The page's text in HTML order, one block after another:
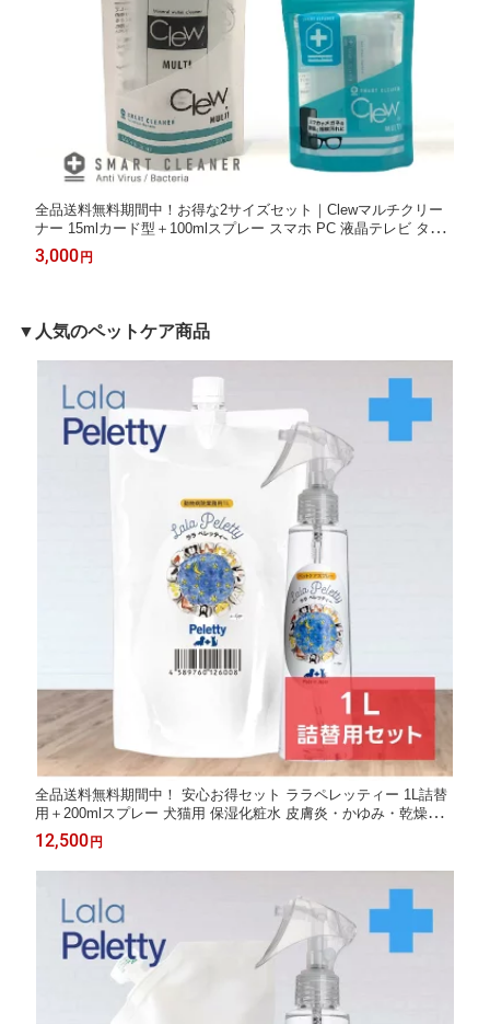
全品送料無料期間中！お得な2サイズセット｜Clewマルチクリー
ナー 15mlカード型＋100mlスプレー スマホ PC 液晶テレビ タブ
レット メガネ レンズ ゲーム機 スマートウォッチ 指紋・皮脂汚れ
を強力クリーニング 抜群の効果 飲用できるほど安全
3,000 円
▼人気のペットケア商品
全品送料無料期間中！ 安心お得セット ララペレッティー 1L詰替
用＋200mlスプレー 犬猫用 保湿化粧水 皮膚炎・かゆみ・乾燥・
フケ対策に 敏感肌にやさしい低刺激処方 涙やけ・耳ダレ・肉球
ケアにも最適
12,500 円